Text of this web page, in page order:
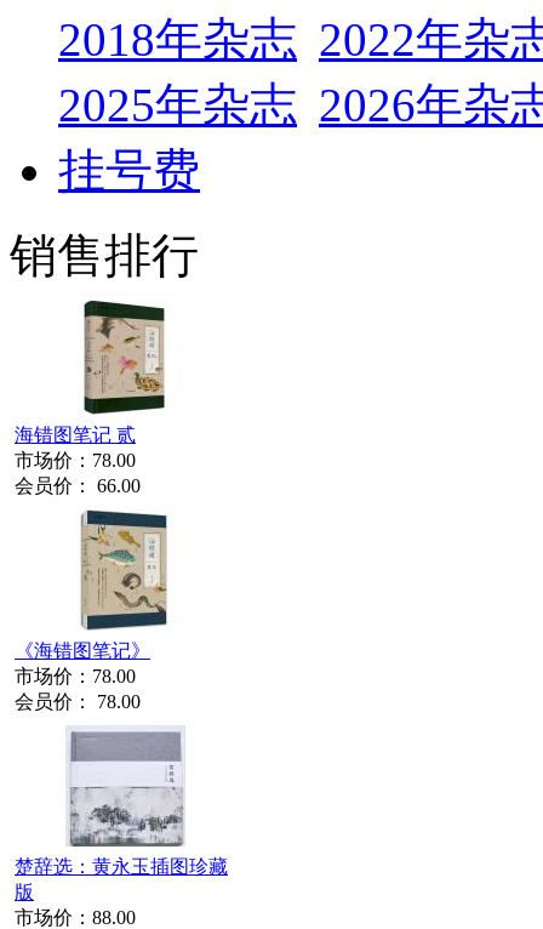
2018年杂志 2022年杂
2025年杂志 2026年杂
挂号费
销售排行
海错图笔记 贰
市场价： 78.00
会员价： 66.00
《海错图笔记》
市场价： 78.00
会员价： 78.00
楚辞选：黄永玉插图珍藏
版
市场价： 88.00